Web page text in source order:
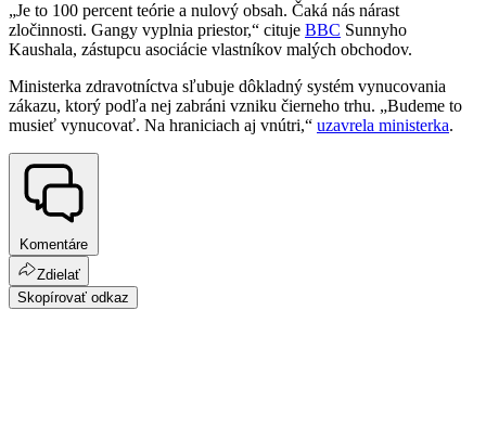
„Je to 100 percent teórie a nulový obsah. Čaká nás nárast
zločinnosti. Gangy vyplnia priestor,“ cituje BBC Sunnyho
Kaushala, zástupcu asociácie vlastníkov malých obchodov.
Ministerka zdravotníctva sľubuje dôkladný systém vynucovania
zákazu, ktorý podľa nej zabráni vzniku čierneho trhu. „Budeme to
musieť vynucovať. Na hraniciach aj vnútri,“ uzavrela ministerka.
Komentáre
Zdielať
Skopírovať odkaz